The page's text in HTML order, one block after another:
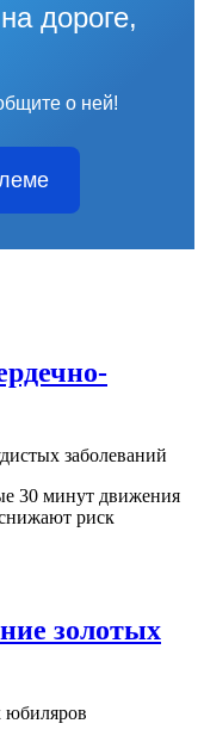
дороге,
о ней!
30 минут движения
риск
золотых